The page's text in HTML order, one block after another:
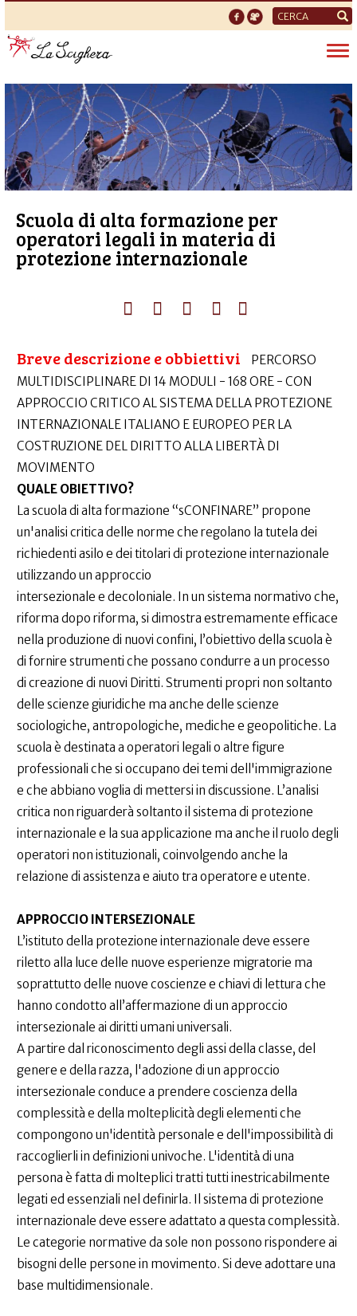
Form
di
ricerca
Scuola di alta formazione per
operatori legali in materia di
protezione internazionale
Breve descrizione e obbiettivi
PERCORSO
MULTIDISCIPLINARE DI 14 MODULI - 168 ORE - CON
APPROCCIO CRITICO AL SISTEMA DELLA PROTEZIONE
INTERNAZIONALE ITALIANO E EUROPEO PER LA
COSTRUZIONE DEL DIRITTO ALLA LIBERTÀ DI
MOVIMENTO
QUALE OBIETTIVO?
La scuola di alta formazione “sCONFINARE” propone
un'analisi critica delle norme che regolano la tutela dei
richiedenti asilo e dei titolari di protezione internazionale
utilizzando un approccio
intersezionale e decoloniale. In un sistema normativo che,
riforma dopo riforma, si dimostra estremamente efficace
nella produzione di nuovi confini, l’obiettivo della scuola è
di fornire strumenti che possano condurre a un processo
di creazione di nuovi Diritti. Strumenti propri non soltanto
delle scienze giuridiche ma anche delle scienze
sociologiche, antropologiche, mediche e geopolitiche. La
scuola è destinata a operatori legali o altre figure
professionali che si occupano dei temi dell'immigrazione
e che abbiano voglia di mettersi in discussione. L’analisi
critica non riguarderà soltanto il sistema di protezione
internazionale e la sua applicazione ma anche il ruolo degli
operatori non istituzionali, coinvolgendo anche la
relazione di assistenza e aiuto tra operatore e utente.
APPROCCIO INTERSEZIONALE
L’istituto della protezione internazionale deve essere
riletto alla luce delle nuove esperienze migratorie ma
soprattutto delle nuove coscienze e chiavi di lettura che
hanno condotto all’affermazione di un approccio
intersezionale ai diritti umani universali.
A partire dal riconoscimento degli assi della classe, del
genere e della razza, l'adozione di un approccio
intersezionale conduce a prendere coscienza della
complessità e della molteplicità degli elementi che
compongono un'identità personale e dell'impossibilità di
raccoglierli in definizioni univoche. L'identità̀ di una
persona è fatta di molteplici tratti tutti inestricabilmente
legati ed essenziali nel definirla. Il sistema di protezione
internazionale deve essere adattato a questa complessità.
Le categorie normative da sole non possono rispondere ai
bisogni delle persone in movimento. Si deve adottare una
base multidimensionale.